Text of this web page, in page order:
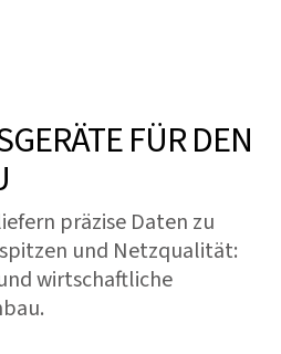
FÜR DEN
präzise Daten zu
und Netzqualität:
wirtschaftliche